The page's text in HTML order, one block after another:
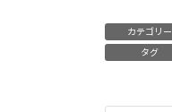
カテゴリー
タグ